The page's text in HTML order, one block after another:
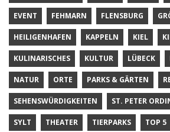
EVENT FEHMARN FLENSBURG
HEILIGENHAFEN KAPPELN KIEL
KULINARISCHES KULTUR LÜBECK
NATUR ORTE PARKS & GÄRTEN
SEHENSWÜRDIGKEITEN ST. PETER
SYLT THEATER TIERPARKS TOP 5